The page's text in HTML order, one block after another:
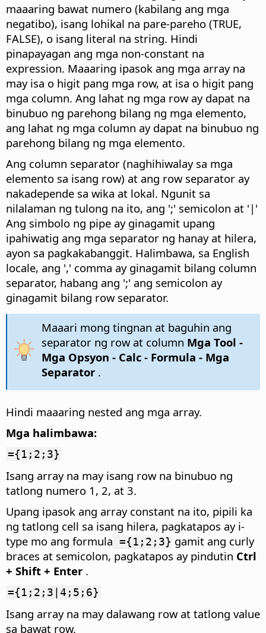
maaaring bawat numero (kabilang ang mga
negatibo), isang lohikal na pare-pareho (TRUE,
FALSE), o isang literal na string. Hindi
pinapayagan ang mga non-constant na
expression. Maaaring ipasok ang mga array na
may isa o higit pang mga row, at isa o higit pang
mga column. Ang lahat ng mga row ay dapat na
binubuo ng parehong bilang ng mga elemento,
ang lahat ng mga column ay dapat na binubuo ng
parehong bilang ng mga elemento.
Ang column separator (naghihiwalay sa mga
elemento sa isang row) at ang row separator ay
nakadepende sa wika at lokal. Ngunit sa
nilalaman ng tulong na ito, ang ';' semicolon at '|'
Ang simbolo ng pipe ay ginagamit upang
ipahiwatig ang mga separator ng hanay at hilera,
ayon sa pagkakabanggit. Halimbawa, sa English
locale, ang ',' comma ay ginagamit bilang column
separator, habang ang ';' ang semicolon ay
ginagamit bilang row separator.
Maaari mong tingnan at baguhin ang
separator ng row at column Mga Tool -
Mga Opsyon - Calc - Formula - Mga
Separator.
Hindi maaaring nested ang mga array.
Mga halimbawa:
={1;2;3}
Isang array na may isang row na binubuo ng
tatlong numero 1, 2, at 3.
Upang ipasok ang array constant na ito, pipili ka
ng tatlong cell sa isang hilera, pagkatapos ay i-
type mo ang formula ={1;2;3} gamit ang curly
braces at semicolon, pagkatapos ay pindutin Ctrl
+ Shift + Enter .
={1;2;3|4;5;6}
Isang array na may dalawang row at tatlong value
sa bawat row.